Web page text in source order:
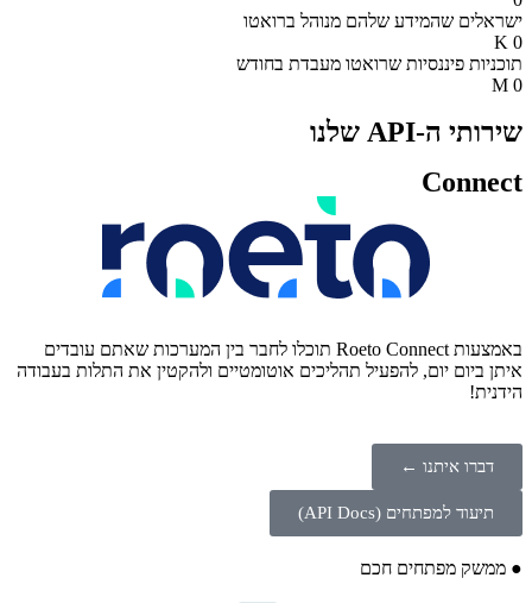
שלהם בכל רגע, דרך ערוץ מאובטח
במיתוג שלכם
הקמת עמודי נחיתה מעוצבים, שיתוף
לידים עם חברי צוות והזמנת מסלקה
בלחיצת כפתור
ישראלים שהמידע שלהם מנוהל ברואטו
K 0
תוכניות פיננסיות שרואטו מעבדת בחודש
M 0
שירותי ה-API שלנו
Connect
באמצעות Roeto Connect תוכלו לחבר בין המערכות שאתם עובדים
איתן ביום יום, להפעיל תהליכים אוטומטיים ולהקטין את התלות בעבודה
הידנית!
דברו איתנו ←
תיעוד למפתחים (API Docs)
● ממשק מפתחים חכם